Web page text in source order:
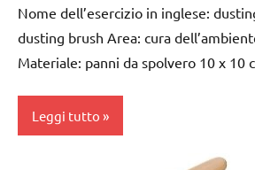
MONTESSORI
TUTTI GLI
PER ETA'
TUTTI GLI
Nome dell’esercizio in inglese:
dusting brush Area: cura
Materiale: panni da spolvero 10 x
Leggi tutto